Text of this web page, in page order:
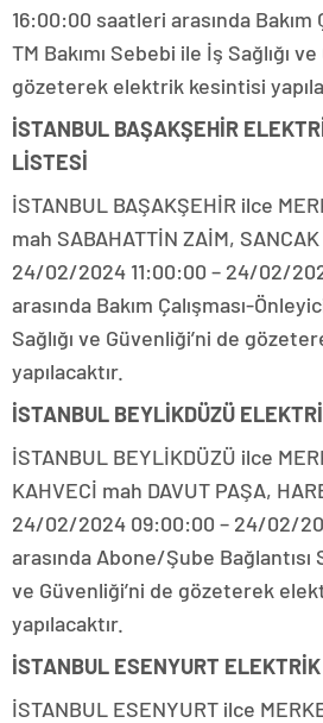
16:00:00 saatleri arasında Bakım
TM Bakımı Sebebi ile İş Sağlığı
gözeterek elektrik kesintisi
İSTANBUL BAŞAKŞEHİR
LİSTESİ
İSTANBUL BAŞAKŞEHİR ilce
mah SABAHATTİN ZAİM,
24/02/2024 11:00:00 – 24/02/
arasında Bakım Çalışması-
Sağlığı ve Güvenliği’ni de
yapılacaktır.
İSTANBUL BEYLİKDÜZÜ
İSTANBUL BEYLİKDÜZÜ ilce
KAHVECİ mah DAVUT PAŞA,
24/02/2024 09:00:00 – 24/02/
arasında Abone/Şube Bağlantısı
ve Güvenliği’ni de gözeterek
yapılacaktır.
İSTANBUL ESENYURT
İSTANBUL ESENYURT ilce